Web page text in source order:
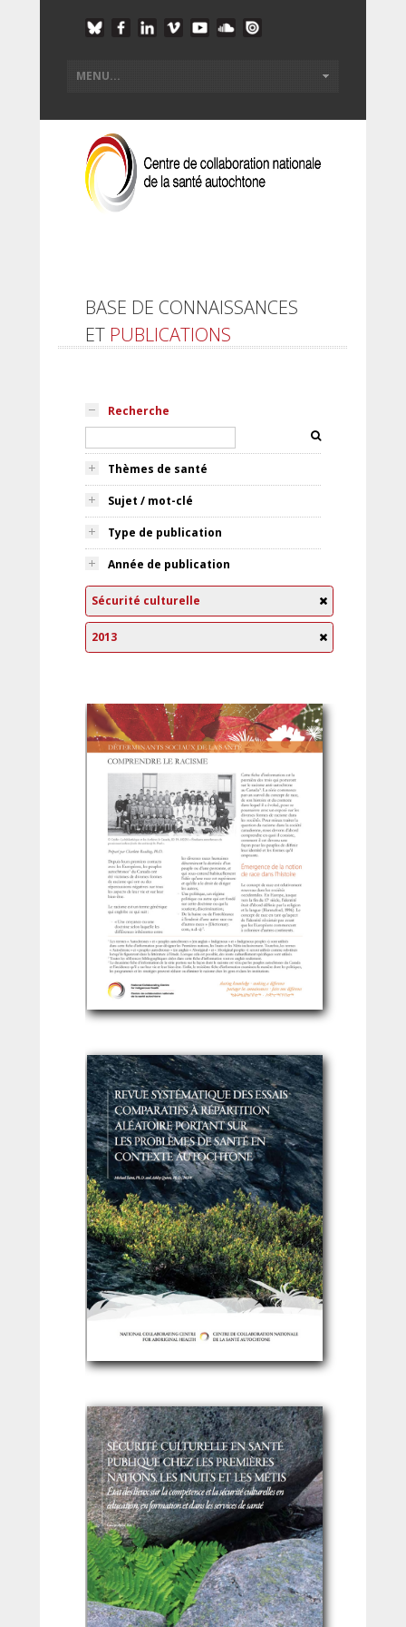
BASE DE CONNAISSANCES
ET PUBLICATIONS
Recherche
Thèmes de santé
Sujet / mot-clé
Type de publication
Année de publication
Sécurité culturelle
2013